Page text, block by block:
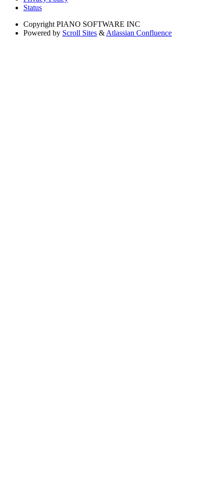
Status
Copyright PIANO SOFTWARE INC
Powered by Scroll Sites & Atlassian Confluence